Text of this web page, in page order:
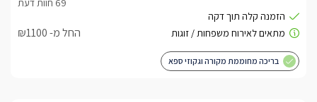
החל מ- ₪1100
בריכה מחוממת מקורה וגקוזי ספא